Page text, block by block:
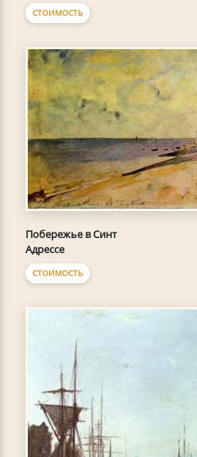
СТОИМОСТЬ
Побережье в Синт
Адрессе
СТОИМОСТЬ